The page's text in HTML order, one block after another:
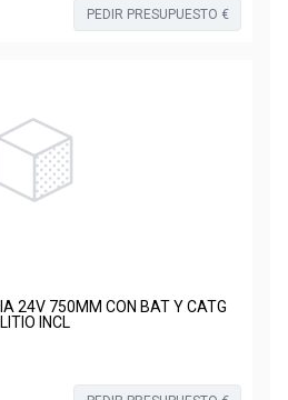
PEDIR PRESUPUESTO €
24V 750MM CON BAT Y CATG
LITIO INCL